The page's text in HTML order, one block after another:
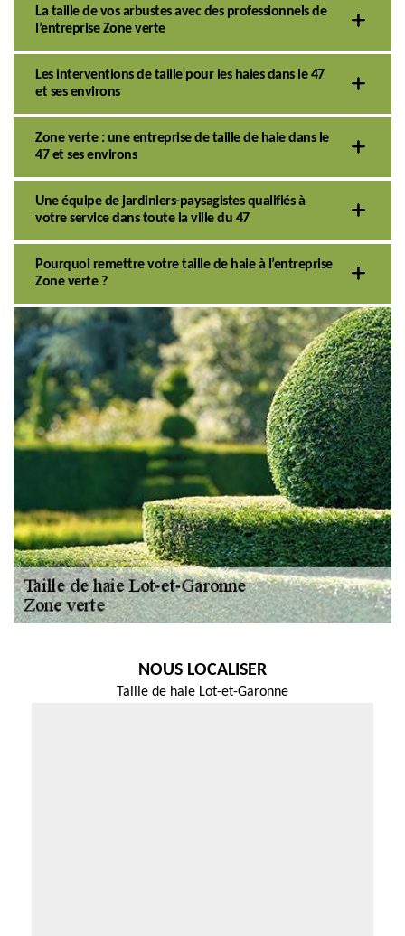
La taille de vos arbustes avec des professionnels de
l’entreprise Zone verte
Les interventions de taille pour les haies dans le 47
et ses environs
Zone verte : une entreprise de taille de haie dans le
47 et ses environs
Une équipe de jardiniers-paysagistes qualifiés à
votre service dans toute la ville du 47
Pourquoi remettre votre taille de haie à l’entreprise
Zone verte ?
NOUS LOCALISER
Taille de haie Lot-et-Garonne